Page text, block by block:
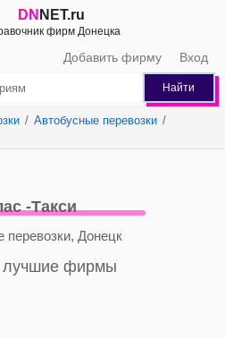
DN NET.ru
фирм Донецка
Добавить фирму Вход
Найти
Автобусные перевозки
-Такси
перевозки, Донецк
лучшие фирмы